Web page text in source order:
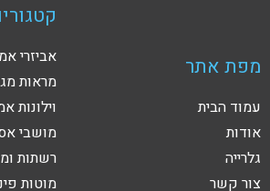
מפת אתר
עמוד הבית
אודות
גלרייה
צור קשר
אביזרי
מראות
וילונות
מושבי
רשתות
מוטות